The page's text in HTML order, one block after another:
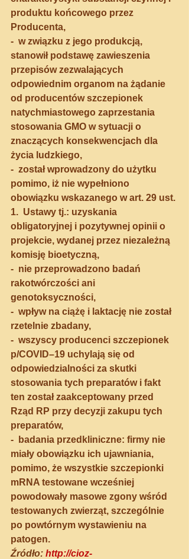
produktu końcowego przez
Producenta,
-  w związku z jego produkcją,
stanowił podstawę zawieszenia
przepisów zezwalających
odpowiednim organom na żądanie
od producentów szczepionek
natychmiastowego zaprzestania
stosowania GMO w sytuacji o
znaczących konsekwencjach dla
życia ludzkiego,
-  został wprowadzony do użytku
pomimo, iż nie wypełniono
obowiązku wskazanego w art. 29 ust.
1.  Ustawy tj.: uzyskania
obligatoryjnej i pozytywnej opinii o
projekcie, wydanej przez niezależną
komisję bioetyczną,
-  nie przeprowadzono badań
rakotwórczości ani
genotoksyczności,
-  wpływ na ciążę i laktację nie został
rzetelnie zbadany,
-  wszyscy producenci szczepionek
p/COVID–19 uchylają się od
odpowiedzialności za skutki
stosowania tych preparatów i fakt
ten został zaakceptowany przed
Rząd RP przy decyzji zakupu tych
preparatów,
-  badania przedkliniczne: firmy nie
miały obowiązku ich ujawniania,
pomimo, że wszystkie szczepionki
mRNA testowane wcześniej
powodowały masowe zgony wśród
testowanych zwierząt, szczególnie
po powtórnym wystawieniu na
patogen.
Źródło: http://cioz-